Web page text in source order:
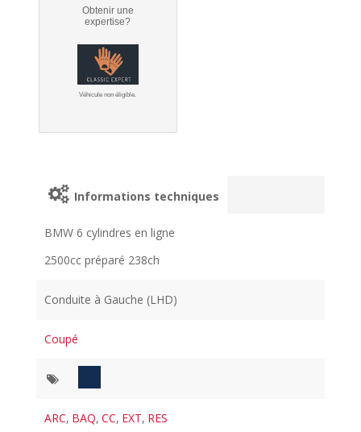
Obtenir une
expertise?
Véhicule non éligible.
Informations techniques
BMW 6 cylindres en ligne
2500cc préparé 238ch
Conduite à Gauche (LHD)
Coupé
ARC, BAQ, CC, EXT, RES